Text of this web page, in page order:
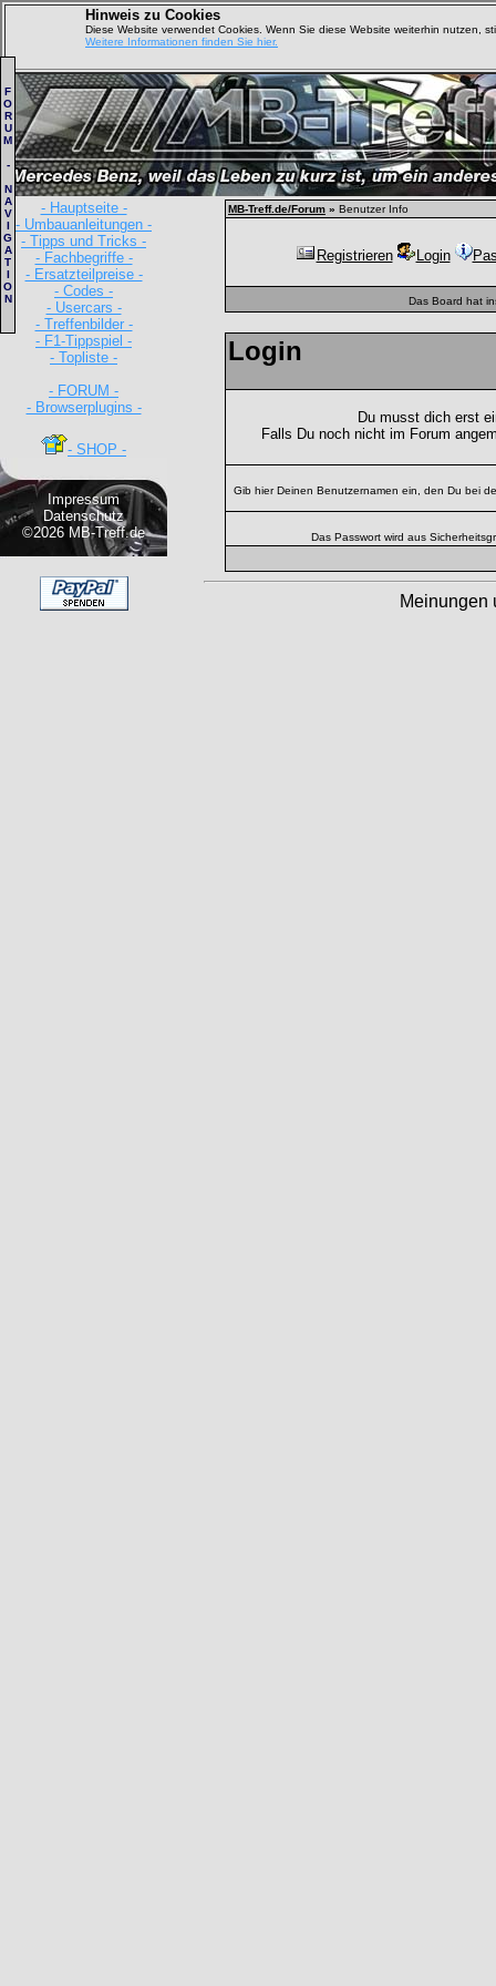
Hinweis zu Cookies
Diese Website verwendet Cookies. Wenn Sie diese Website weiterhin nutzen,
Weitere Informationen finden Sie hier.
- Hauptseite -
- Umbauanleitungen -
- Tipps und Tricks -
- Fachbegriffe -
- Ersatzteilpreise -
- Codes -
- Usercars -
- Treffenbilder -
- F1-Tippspiel -
- Topliste -
- FORUM -
- Browserplugins -
- SHOP -
Impressum
Datenschutz
©2026 MB-Treff.de
F
O
R
U
M
-
N
A
V
I
G
A
T
I
O
N
MB-Treff.de/Forum » Benutzer Info
Registrieren Login
Das Board hat
Login
Du musst dich erst
Falls Du noch nicht im Forum
Gib hier Deinen Benutzernamen ein, den Du bei
Das Passwort wird aus
Meinungen